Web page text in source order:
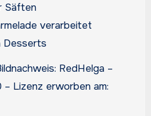
Säften
verarbeitet
Desserts